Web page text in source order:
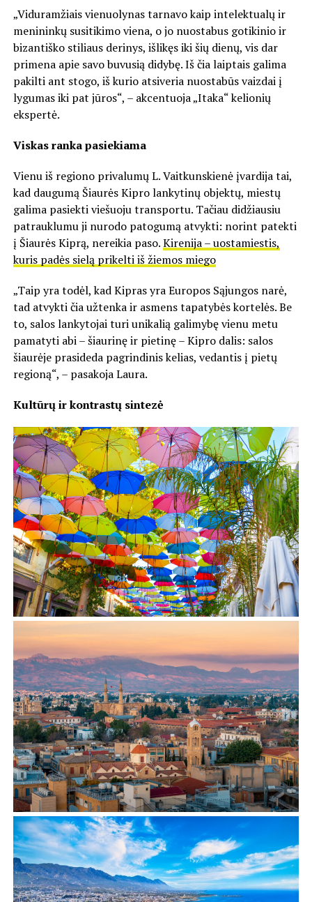
„Viduramžiais vienuolynas tarnavo kaip intelektualų ir
menininkų susitikimo viena, o jo nuostabus gotikinio ir
bizantiško stiliaus derinys, išlikęs iki šių dienų, vis dar
primena apie savo buvusią didybę. Iš čia laiptais galima
pakilti ant stogo, iš kurio atsiveria nuostabūs vaizdai į
lygumas iki pat jūros“, – akcentuoja „Itaka“ kelionių
ekspertė.
Viskas ranka pasiekiama
Vienu iš regiono privalumų L. Vaitkunskienė įvardija tai,
kad daugumą Šiaurės Kipro lankytinų objektų, miestų
galima pasiekti viešuoju transportu. Tačiau didžiausiu
patrauklumu ji nurodo patogumą atvykti: norint patekti
į Šiaurės Kiprą, nereikia paso.Kirenija – uostamiestis,
kuris padės sielą prikelti iš žiemos miego
„Taip yra todėl, kad Kipras yra Europos Sąjungos narė,
tad atvykti čia užtenka ir asmens tapatybės kortelės. Be
to, salos lankytojai turi unikalią galimybę vienu metu
pamatyti abi – šiaurinę ir pietinę – Kipro dalis: salos
šiaurėje prasideda pagrindinis kelias, vedantis į pietų
regioną“, – pasakoja Laura.
Kultūrų ir kontrastų sintezė